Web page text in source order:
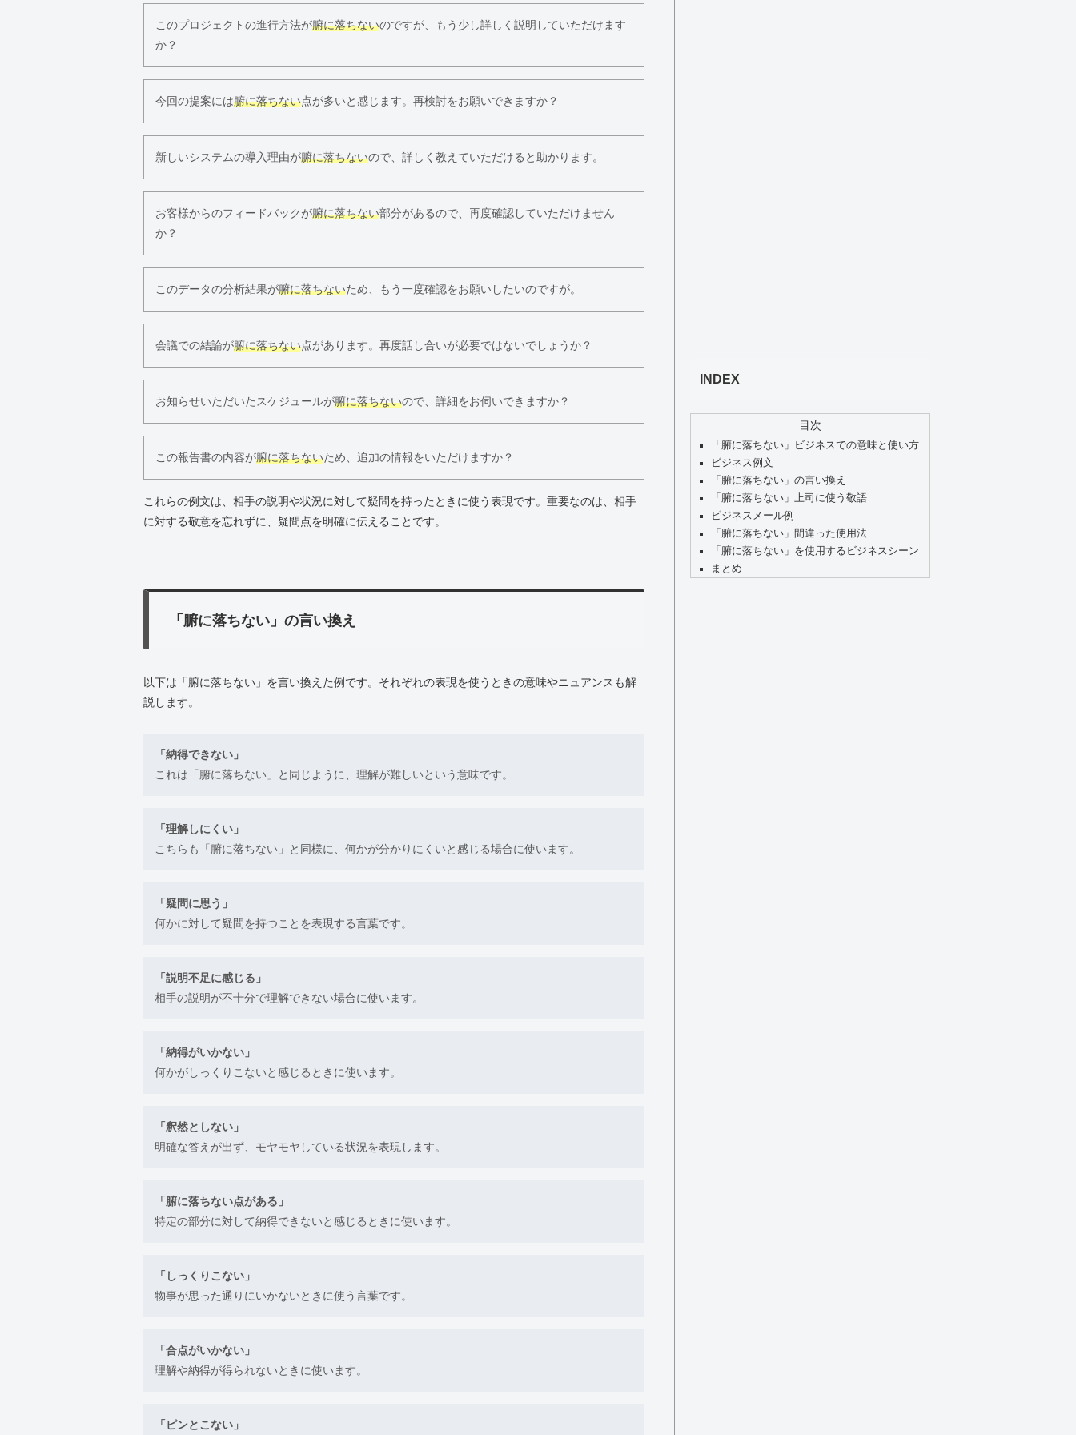
このプロジェクトの進行方法が腑に落ちないのですが、もう少し詳しく説明していただけます
か？
今回の提案には腑に落ちない点が多いと感じます。再検討をお願いできますか？
新しいシステムの導入理由が腑に落ちないので、詳しく教えていただけると助かります。
お客様からのフィードバックが腑に落ちない部分があるので、再度確認していただけません
か？
このデータの分析結果が腑に落ちないため、もう一度確認をお願いしたいのですが。
会議での結論が腑に落ちない点があります。再度話し合いが必要ではないでしょうか？
お知らせいただいたスケジュールが腑に落ちないので、詳細をお伺いできますか？
この報告書の内容が腑に落ちないため、追加の情報をいただけますか？
これらの例文は、相手の説明や状況に対して疑問を持ったときに使う表現です。重要なのは、相手
に対する敬意を忘れずに、疑問点を明確に伝えることです。
「腑に落ちない」の言い換え
以下は「腑に落ちない」を言い換えた例です。それぞれの表現を使うときの意味やニュアンスも解
説します。
「納得できない」
これは「腑に落ちない」と同じように、理解が難しいという意味です。
「理解しにくい」
こちらも「腑に落ちない」と同様に、何かが分かりにくいと感じる場合に使います。
「疑問に思う」
何かに対して疑問を持つことを表現する言葉です。
「説明不足に感じる」
相手の説明が不十分で理解できない場合に使います。
「納得がいかない」
何かがしっくりこないと感じるときに使います。
「釈然としない」
明確な答えが出ず、モヤモヤしている状況を表現します。
「腑に落ちない点がある」
特定の部分に対して納得できないと感じるときに使います。
「しっくりこない」
物事が思った通りにいかないときに使う言葉です。
「合点がいかない」
理解や納得が得られないときに使います。
「ピンとこない」
INDEX
目次
「腑に落ちない」ビジネスでの意味と使い方
ビジネス例文
「腑に落ちない」の言い換え
「腑に落ちない」上司に使う敬語
ビジネスメール例
「腑に落ちない」間違った使用法
「腑に落ちない」を使用するビジネスシーン
まとめ